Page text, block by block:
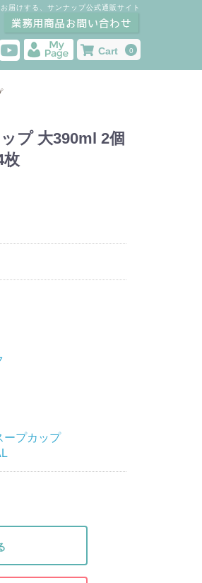
届けする、サンナップ公式通販サイト
Cart 0
プ 大390ml 2個
枚
ープカップ